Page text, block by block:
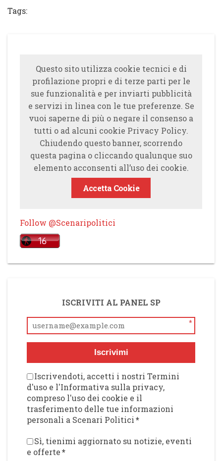
Tags:
Questo sito utilizza cookie tecnici e di
profilazione propri e di terze parti per le
sue funzionalità e per inviarti pubblicità
e servizi in linea con le tue preferenze. Se
vuoi saperne di più o negare il consenso a
tutti o ad alcuni cookie Privacy Policy.
Chiudendo questo banner, scorrendo
questa pagina o cliccando qualunque suo
elemento acconsenti all’uso dei cookie.
Accetta Cookie
Follow @Scenaripolitici
ISCRIVITI AL PANEL SP
*
Iscrivimi
Iscrivendoti, accetti i nostri Termini
d'uso e l'Informativa sulla privacy,
compreso l'uso dei cookie e il
trasferimento delle tue informazioni
personali a Scenari Politici*
Sì, tienimi aggiornato su notizie, eventi
e offerte*